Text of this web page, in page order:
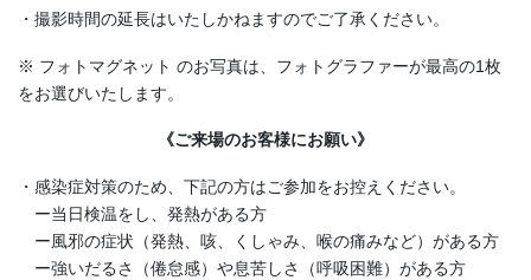
・撮影時間の延長はいたしかねますのでご了承ください。
※ フォトマグネット のお写真は、フォトグラファーが最高の1枚
をお選びいたします。
《ご来場のお客様にお願い》
・感染症対策のため、下記の方はご参加をお控えください。
ー当日検温をし、発熱がある方
ー風邪の症状（発熱、咳、くしゃみ、喉の痛みなど）がある方
ー強いだるさ（倦怠感）や息苦しさ（呼吸困難）がある方